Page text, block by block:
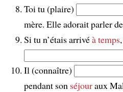
Toi tu (plaire)
mère. Elle adorait parler
Si tu n’étais arrivéà temps
Il (connaître)
pendant son séjouraux